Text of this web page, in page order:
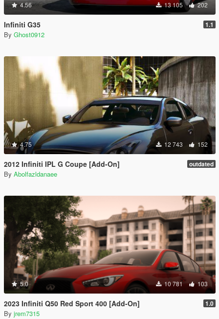
4.56 13 105 202
Infiniti G35 1.1
By Ghost0912
4.75 12 743 152
2012 Infiniti IPL G Coupe [Add-On] outdated
By Abolfazldanaee
5.0 10 781 103
2023 Infiniti Q50 Red Sport 400 [Add-On] 1.0
By jrem7315